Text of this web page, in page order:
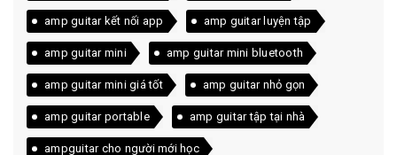
amp guitar kết nối app amp guitar luyện tập
amp guitar mini amp guitar mini bluetooth
amp guitar mini giá tốt amp guitar nhỏ gọn
amp guitar portable amp guitar tập tại nhà
ampguitar cho người mới học